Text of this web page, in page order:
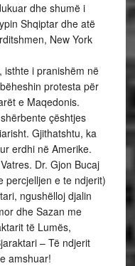
dhe shumë i
Shqiptar dhe atë
New York
isthte i pranishëm në
protesta për
e Maqedonis.
çështjes
Gjithatshtu, ka
erdhi në Amerike.
Dr. Gjon Bucaj
percjelljen e te ndjerit)
ngushëlloj djalin
dhe Sazan me
të Lumës,
– Të ndjerit
amshuar!